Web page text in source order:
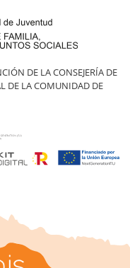
DE LA CONSEJERÍA DE
DE LA COMUNIDAD DE